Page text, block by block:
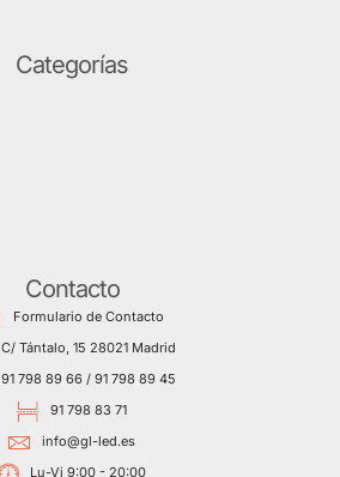
Categorías
Contacto
Formulario de Contacto
C/ Tántalo, 15 28021 Madrid
91 798 89 66 / 91 798 89 45
91 798 83 71
info@gl-led.es
Lu-Vi 9:00 - 20:00